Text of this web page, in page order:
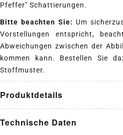
Pfeffer" Schattierungen.
Bitte beachten Sie: Um
Vorstellungen entspricht,
Abweichungen zwischen der
kommen kann. Bestellen Sie
Stoffmuster.
Produktdetails
Technische Daten